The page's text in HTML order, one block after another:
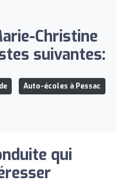
Christine
suivantes:
Auto-écoles à Pessac
qui